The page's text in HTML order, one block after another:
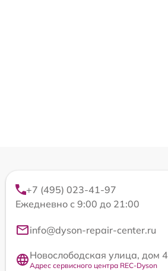
+7 (495) 023-41-97
Ежедневно с 9:00 до 21:00
info@dyson-repair-center.ru
Новослободская улица, дом 4
Адрес сервисного центра REC-Dyson